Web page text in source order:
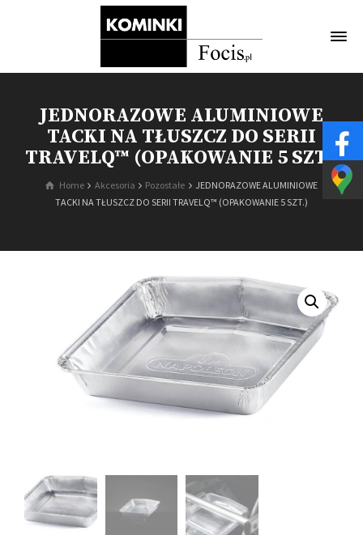
JEDNORAZOWE ALUMINIOWE
TACKI NA TŁUSZCZ DO SERII
TRAVELQ™ (OPAKOWANIE 5 SZT.)
Home Akcesoria Pozostałe
JEDNORAZOWE ALUMINIOWE
TACKI NA TŁUSZCZ DO SERII TRAVELQ™ (OPAKOWANIE 5 SZT.)